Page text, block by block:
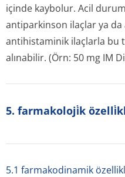
içinde kaybolur. Acil
antiparkinson ilaçlar ya
antihistaminik ilaçlarla bu
alınabilir. (Örn: 50 mg IM
5. farmakoloji̇k
5.1 farmakodinamik